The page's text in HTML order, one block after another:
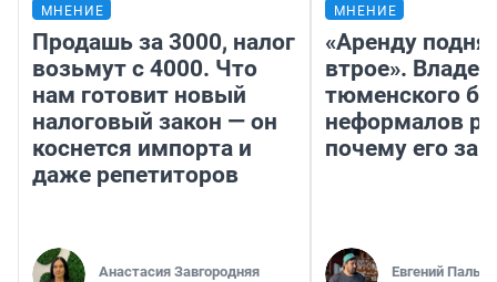
МНЕНИЕ
Продашь за 3000, налог
возьмут с 4000. Что
нам готовит новый
налоговый закон — он
коснется импорта и
даже репетиторов
Анастасия Завгородняя
МНЕНИЕ
«Аренду
втрое».
тюменского
неформалов
почему его
Евгений